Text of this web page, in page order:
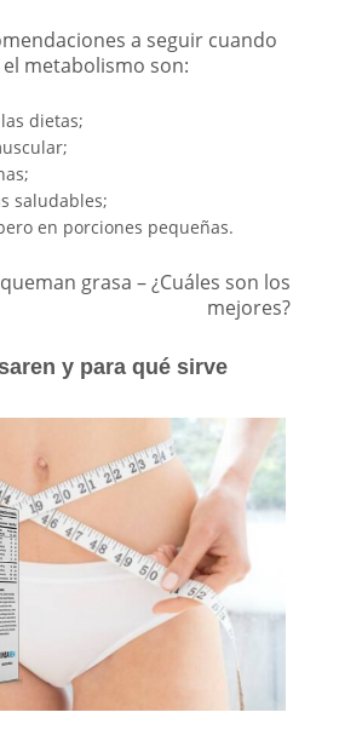
a seguir cuando
metabolismo son:
dietas;
saludables;
en porciones pequeñas.
grasa – ¿Cuáles son los
mejores?
y para qué sirve